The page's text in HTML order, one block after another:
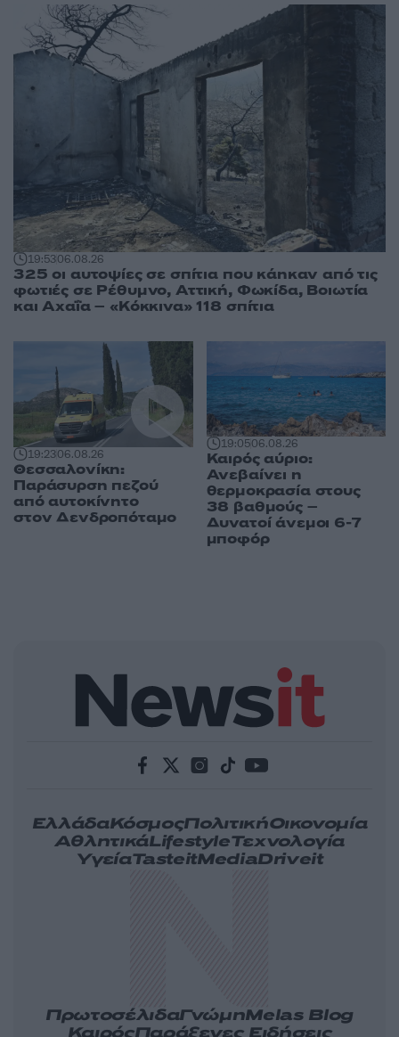
19:5306.08.26
325 οι αυτοψίες σε σπίτια που κάηκαν από τις
φωτιές σε Ρέθυμνο, Αττική, Φωκίδα, Βοιωτία
και Αχαΐα – «Κόκκινα» 118 σπίτια
19:2306.08.26
Θεσσαλονίκη:
Παράσυρση πεζού
από αυτοκίνητο
στον Δενδροπόταμο
19:0506.08.26
Καιρός αύριο:
Ανεβαίνει η
θερμοκρασία στους
38 βαθμούς –
Δυνατοί άνεμοι 6-7
μποφόρ
ΕλλάδαΚόσμοςΠολιτικήΟικονομία
ΑθλητικάLifestyleΤεχνολογία
ΥγείαTasteitMediaDriveit
ΠρωτοσέλιδαΓνώμηMelas Blog